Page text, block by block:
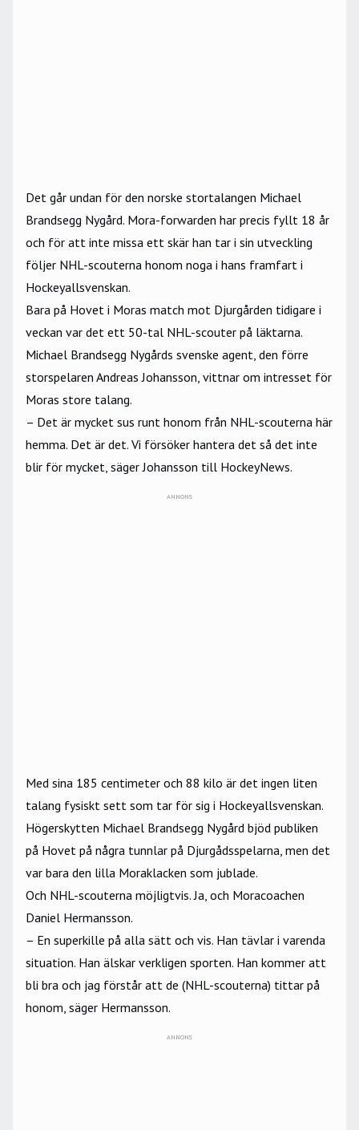
Det går undan för den norske stortalangen Michael
Brandsegg Nygård. Mora-forwarden har precis fyllt 18 år
och för att inte missa ett skär han tar i sin utveckling
följer NHL-scouterna honom noga i hans framfart i
Hockeyallsvenskan.
Bara på Hovet i Moras match mot Djurgården tidigare i
veckan var det ett 50-tal NHL-scouter på läktarna.
Michael Brandsegg Nygårds svenske agent, den förre
storspelaren Andreas Johansson, vittnar om intresset för
Moras store talang.
– Det är mycket sus runt honom från NHL-scouterna här
hemma. Det är det. Vi försöker hantera det så det inte
blir för mycket, säger Johansson till HockeyNews.
ANNONS
Med sina 185 centimeter och 88 kilo är det ingen liten
talang fysiskt sett som tar för sig i Hockeyallsvenskan.
Högerskytten Michael Brandsegg Nygård bjöd publiken
på Hovet på några tunnlar på Djurgådsspelarna, men det
var bara den lilla Moraklacken som jublade.
Och NHL-scouterna möjligtvis. Ja, och Moracoachen
Daniel Hermansson.
– En superkille på alla sätt och vis. Han tävlar i varenda
situation. Han älskar verkligen sporten. Han kommer att
bli bra och jag förstår att de (NHL-scouterna) tittar på
honom, säger Hermansson.
ANNONS